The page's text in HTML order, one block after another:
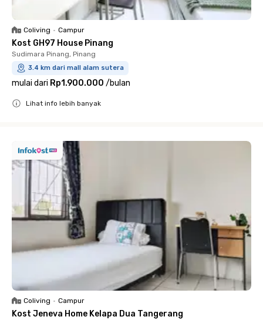
Coliving • Campur
Kost GH97 House Pinang
Sudimara Pinang, Pinang
3.4 km dari mall alam sutera
mulai dari Rp1.900.000 /bulan
Lihat info lebih banyak
Coliving • Campur
Kost Jeneva Home Kelapa Dua Tangerang